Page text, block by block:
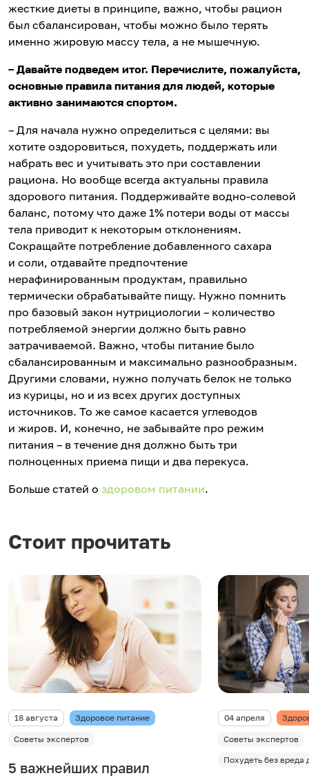
жесткие диеты в принципе, важно, чтобы рацион
был сбалансирован, чтобы можно было терять
именно жировую массу тела, а не мышечную.
– Давайте подведем итог. Перечислите, пожалуйста,
основные правила питания для людей, которые
активно занимаются спортом.
– Для начала нужно определиться с целями: вы
хотите оздоровиться, похудеть, поддержать или
набрать вес и учитывать это при составлении
рациона. Но вообще всегда актуальны правила
здорового питания. Поддерживайте водно-солевой
баланс, потому что даже 1% потери воды от массы
тела приводит к некоторым отклонениям.
Сокращайте потребление добавленного сахара
и соли, отдавайте предпочтение
нерафинированным продуктам, правильно
термически обрабатывайте пищу. Нужно помнить
про базовый закон нутрициологии – количество
потребляемой энергии должно быть равно
затрачиваемой. Важно, чтобы питание было
сбалансированным и максимально разнообразным.
Другими словами, нужно получать белок не только
из курицы, но и из всех других доступных
источников. То же самое касается углеводов
и жиров. И, конечно, не забывайте про режим
питания – в течение дня должно быть три
полноценных приема пищи и два перекуса.
Больше статей о здоровом питании.
Стоит прочитать
18 августа Здоровое питание
Советы экспертов
5 важнейших правил
04 апреля
Советы экспертов
Похудеть без вреда